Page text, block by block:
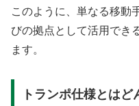
このように、単なる移動
びの拠点として活用でき
ます。
トランポ仕様とはど